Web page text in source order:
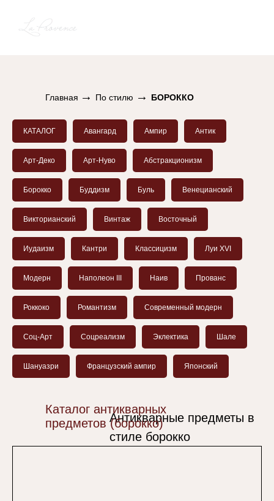
Главная По стилю БОРОККО
→ →
КАТАЛОГ Авангард Ампир Антик
Арт-Деко Арт-Нуво Абстракционизм
Борокко Буддизм Буль Венецианский
Викторианский Винтаж Восточный
Иудаизм Кантри Классицизм Луи XVI
Модерн Наполеон III Наив Прованс
Роккоко Романтизм Современный модерн
Соц-Арт Соцреализм Эклектика Шале
Шануазри Французский ампир Японский
Антикварные предметы в
стиле борокко
Каталог антикварных
предметов (борокко)|